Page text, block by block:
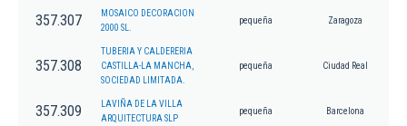
357.307
MOSAICO DECORACION
2000 SL.
pequeña Zaragoza
357.308
TUBERIA Y CALDERERIA
CASTILLA-LA MANCHA,
SOCIEDAD LIMITADA.
pequeña Ciudad Real
357.309
LAVIÑA DE LA VILLA
ARQUITECTURA SLP
pequeña Barcelona